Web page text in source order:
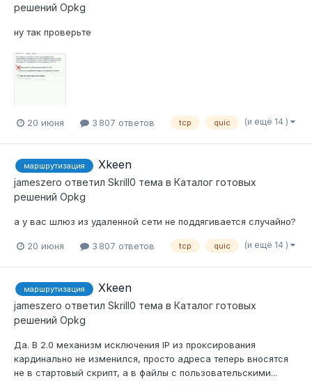
решений Opkg
ну так проверьте
20 июня 3 807 ответов tcp quic (и ещё 14 )
маршрутизация Xkeen
jameszero ответил Skrill0 тема в Каталог готовых
решений Opkg
а у вас шлюз из удаленной сети не поддягивается случайно?
20 июня 3 807 ответов tcp quic (и ещё 14 )
маршрутизация Xkeen
jameszero ответил Skrill0 тема в Каталог готовых
решений Opkg
Да. В 2.0 механизм исключения IP из проксирования
кардинально не изменился, просто адреса теперь вносятся
не в стартовый скрипт, а в файлы с пользовательскими...